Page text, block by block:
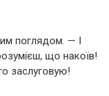
поглядом. — І
що накоїв!
заслуговую!